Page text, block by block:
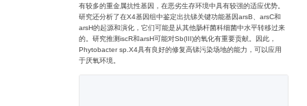
有较多的重金属抗性基因，在恶劣生存环境中具有较强的适应优势。
研究还分析了在X4基因组中鉴定出抗锑关键功能基因arsB、arsC和
arsH的起源和演化，它们可能是从其他肠杆菌科细菌中水平转移过来
的。研究推测iscR和arsH可能对Sb(III)的氧化有重要贡献。因此，
Phytobacter sp.X4具有良好的修复高锑污染场地的能力，可以应用
于厌氧环境。